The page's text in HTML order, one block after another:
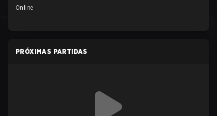
Online
PRÓXIMAS PARTIDAS